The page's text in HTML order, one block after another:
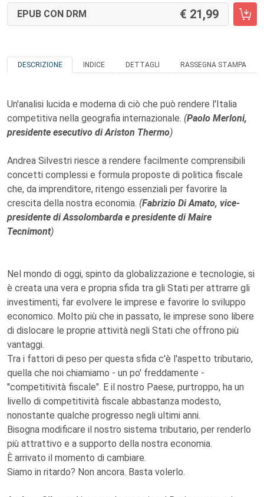
EPUB CON DRM 21,99
DESCRIZIONE INDICE DETTAGLI RASSEGNA STAMPA
Un'analisi lucida e moderna di ciò che può rendere l'Italia
competitiva nella geografia internazionale. (Paolo Merloni,
presidente esecutivo di Ariston Thermo)
Andrea Silvestri riesce a rendere facilmente comprensibili
concetti complessi e formula proposte di politica fiscale
che, da imprenditore, ritengo essenziali per favorire la
crescita della nostra economia. (Fabrizio Di Amato, vice-
presidente di Assolombarda e presidente di Maire
Tecnimont)
Nel mondo di oggi, spinto da globalizzazione e tecnologie, si
è creata una vera e propria sfida tra gli Stati per attrarre gli
investimenti, far evolvere le imprese e favorire lo sviluppo
economico. Molto più che in passato, le imprese sono libere
di dislocare le proprie attività negli Stati che offrono più
vantaggi.
Tra i fattori di peso per questa sfida c'è l'aspetto tributario,
quella che noi chiamiamo - un po' freddamente -
"competitività fiscale". E il nostro Paese, purtroppo, ha un
livello di competitività fiscale abbastanza modesto,
nonostante qualche progresso negli ultimi anni.
Bisogna modificare il nostro sistema tributario, per renderlo
più attrattivo e a supporto della nostra economia.
È arrivato il momento di cambiare.
Siamo in ritardo? Non ancora. Basta volerlo.